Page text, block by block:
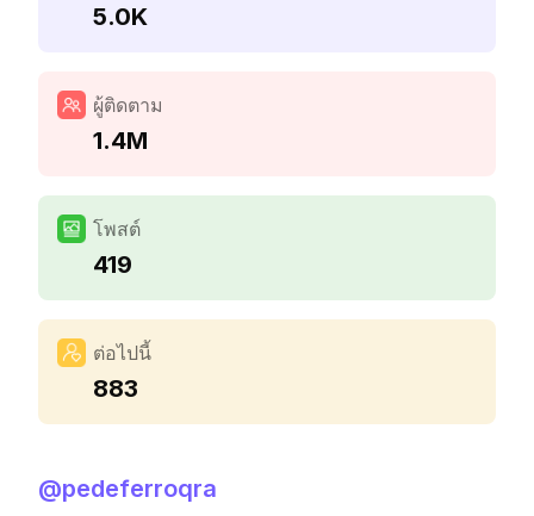
5.0K
ผู้ติดตาม
1.4M
โพสต์
419
ต่อไปนี้
883
@pedeferroqra